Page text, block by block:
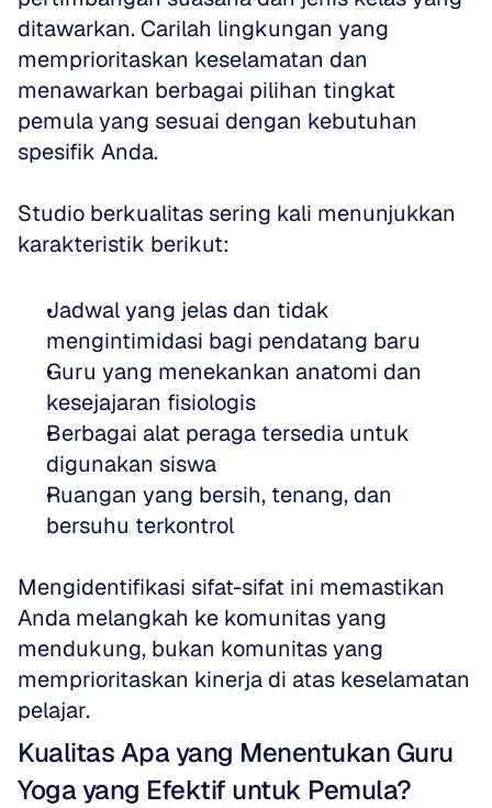
ditawarkan. Carilah lingkungan yang
memprioritaskan keselamatan dan
menawarkan berbagai pilihan tingkat
pemula yang sesuai dengan kebutuhan
spesifik Anda.
Studio berkualitas sering kali menunjukkan
karakteristik berikut:
Jadwal yang jelas dan tidak
mengintimidasi bagi pendatang baru
Guru yang menekankan anatomi dan
kesejajaran fisiologis
Berbagai alat peraga tersedia untuk
digunakan siswa
Ruangan yang bersih, tenang, dan
bersuhu terkontrol
Mengidentifikasi sifat-sifat ini memastikan
Anda melangkah ke komunitas yang
mendukung, bukan komunitas yang
memprioritaskan kinerja di atas keselamatan
pelajar.
Kualitas Apa yang Menentukan Guru
Yoga yang Efektif untuk Pemula?